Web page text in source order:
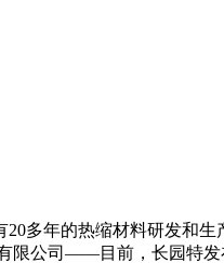
多年的热缩材料研发和生
限公司——目前，长园特